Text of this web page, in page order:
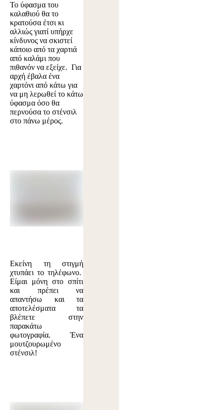
Το ύφασμα του
καλαθιού θα το
κρατούσα έτσι κι
αλλιώς γιατί υπήρχε
κίνδυνος να σκιστεί
κάποιο από τα χαρτιά
από καλάμι που
πιθανόν να εξείχε. Για
αρχή έβαλα ένα
χαρτόνι από κάτω για
να μη λερωθεί το κάτω
ύφασμα όσο θα
περνούσα το στένσιλ
στο πάνω μέρος.
Εκείνη τη στιγμή
χτυπάει το τηλέφωνο.
Είμαι μόνη στο σπίτι
και πρέπει να
απαντήσω και τα
αποτελέσματα τα
βλέπετε στην
παρακάτω
φωτογραφία. Ένα
μουτζουρωμένο
στένσιλ!